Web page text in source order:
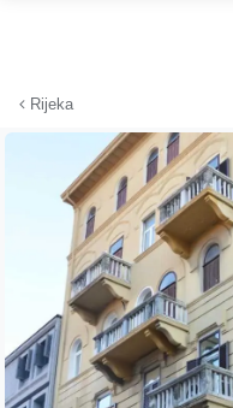
Rijeka